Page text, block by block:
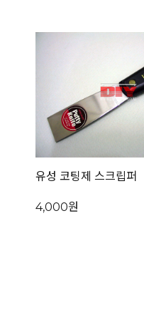
유성 코팅제 스크립퍼
4,000원